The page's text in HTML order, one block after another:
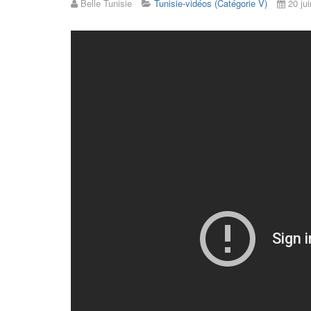
Belle Tunisie Tunisie-vidéos (Catégorie V) 20